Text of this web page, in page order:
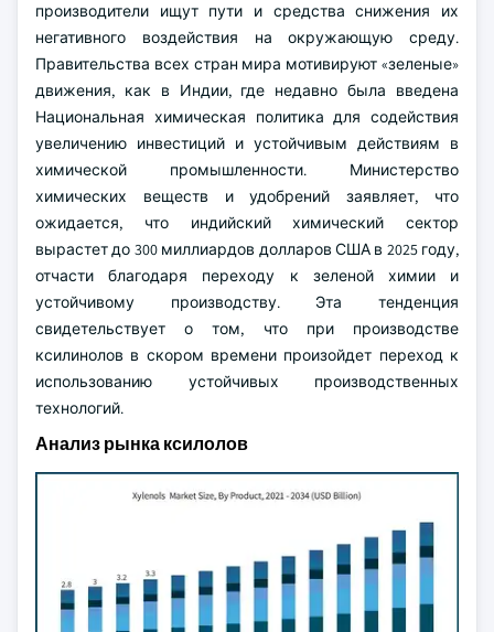
производители ищут пути и средства снижения их
негативного воздействия на окружающую среду.
Правительства всех стран мира мотивируют «зеленые»
движения, как в Индии, где недавно была введена
Национальная химическая политика для содействия
увеличению инвестиций и устойчивым действиям в
химической промышленности. Министерство
химических веществ и удобрений заявляет, что
ожидается, что индийский химический сектор
вырастет до 300 миллиардов долларов США в 2025 году,
отчасти благодаря переходу к зеленой химии и
устойчивому производству. Эта тенденция
свидетельствует о том, что при производстве
ксилинолов в скором времени произойдет переход к
использованию устойчивых производственных
технологий.
Анализ рынка ксилолов